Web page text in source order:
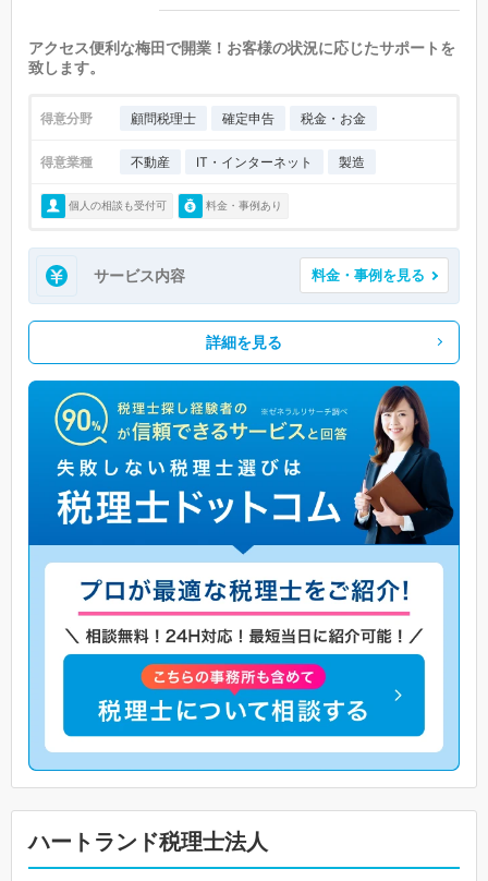
アクセス便利な梅田で開業！お客様の状況に応じたサポートを
致します。
得意分野 顧問税理士 確定申告 税金・お金
得意業種 不動産 IT・インターネット 製造
個人の相談も受付可 料金・事例あり
サービス内容 料金・事例を見る
詳細を見る
ハートランド税理士法人